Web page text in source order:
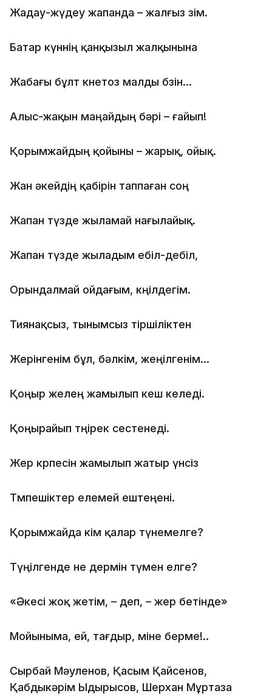
Жадау-жүдеу жапанда – жалғыз өзім.
Батар күннің қанқызыл жалқынына
Жабағы бұлт көнетоз малды бөзін...
Алыс-жақын маңайдың бəрі – ғайып!
Қорымжайдың қойыны – жарық, ойық.
Жан əкейдің қабірін таппаған соң
Жапан түзде жыламай нағылайық.
Жапан түзде жыладым ебіл-дебіл,
Орындалмай ойдағым, көңілдегім.
Тиянақсыз, тынымсыз тіршіліктен
Жерінгенім бұл, бəлкім, жеңілгенім...
Қоңыр желең жамылып кеш келеді.
Қоңырайып төңірек сестенеді.
Жер көрпесін жамылып жатыр үнсіз
Төмпешіктер елемей ештеңені.
Қорымжайда кім қалар түнемелге?
Түңілгенде не дермін түмен елге?
«Əкесі жоқ жетім, – деп, – жер бетінде»
Мойыныма, ей, тағдыр, міне берме!..
Сырбай Мәуленов, Қасым Қайсенов,
Қабдыкәрім Ыдырысов, Шерхан Мұртаза